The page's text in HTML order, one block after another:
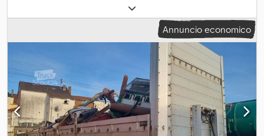
con cassa mobile • ABS • Sistema di sollevamento e abbassamento
• BPW - ECO Plus - assali • completamente sospeso ad aria • Luci
posteriori a LED • timone regolabile in lunghezza • Misura
pneumatici: 445/45 R 19.5 • ben stanco! • Peso totale 18.000 kg
Dodpfjwmpkrjx Aciskr KRONE - cassa mobile • con pareti laterali
divise • Kinnegrip • Pavimento in legno • parete frontale alta •
Dimensioni interne: 7.250 x 2.500 x 600 mm (LxWxH) • Soglia di
carico/altezza: 1.180 mm - HU / SP nuovo! - pronto per l'uso Salvo
errori e vendita precedente!
Annuncio economico